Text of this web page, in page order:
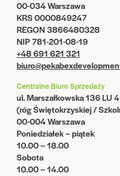
00-034 Warszawa
KRS 0000849247
REGON 3866480328
NIP 781-201-08-19
+48 691 621 321
Centralne Biuro Sprzedaży
ul. Marszałkowska 136 LU 4
(róg Świętokrzyskiej /
00-004 Warszawa
Poniedziałek – piątek
10.00 – 18.00
Sobota
10.00 – 14.00